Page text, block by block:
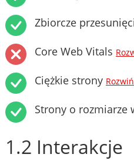
Zbiorcze
Core Web Vitals
Ciężkie strony Rozwiń
Strony o rozmiarze
1.2 Interakcje